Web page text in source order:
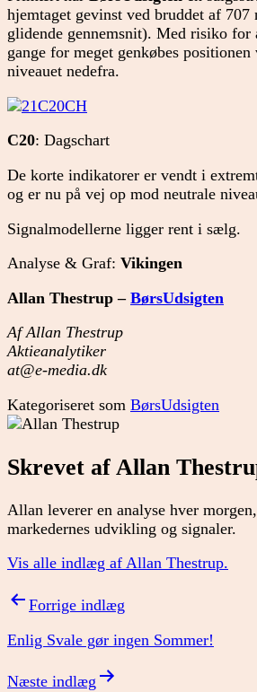
hjemtaget gevinst ved bruddet af 707
glidende gennemsnit). Med risiko for
gange for meget genkøbes
niveauet nedefra.
C20: Dagschart
De korte indikatorer er vendt i
og er nu på vej op mod neutrale
Signalmodellerne ligger rent i sælg.
Analyse & Graf: Vikingen
Allan Thestrup – BørsUdsigten
Af Allan Thestrup
Aktieanalytiker
at@e-media.dk
Kategoriseret som BørsUdsigten
Skrevet af Allan
Allan leverer en analyse hver
markedernes udvikling og signaler.
Vis alle indlæg af Allan Thestrup.
Indlægsnavigation
Forrige indlæg
Enlig Svale gør ingen Sommer!
Næste indlæg